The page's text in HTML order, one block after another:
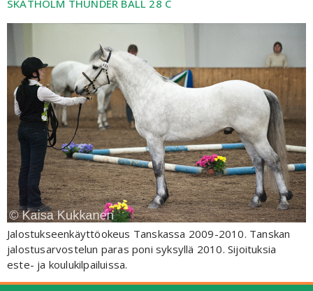
SKATHOLM THUNDER BALL 28 C
Jalostukseenkäyttöokeus Tanskassa 2009-2010. Tanskan
jalostusarvostelun paras poni syksyllä 2010. Sijoituksia
este- ja koulukilpailuissa.